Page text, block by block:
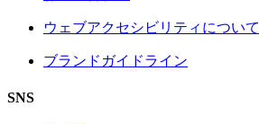
ウェブアクセシビリティについて
ブランドガイドライン
SNS